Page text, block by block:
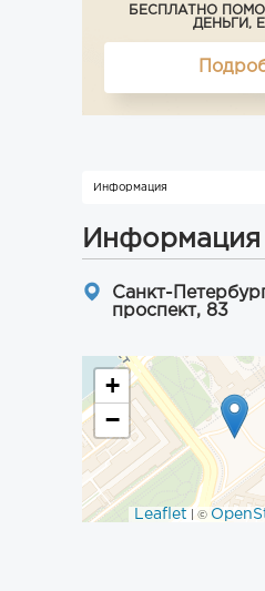
БЕСПЛАТНО
ДЕНЬГИ,
Информация
Информация
Санкт-
проспект, 83
+
−
Leaflet | ©